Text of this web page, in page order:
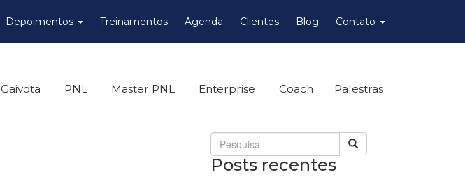
Depoimentos Treinamentos Agenda Clientes Blog Contato
Gaivota PNL Master PNL Enterprise Coach Palestras
Posts recentes